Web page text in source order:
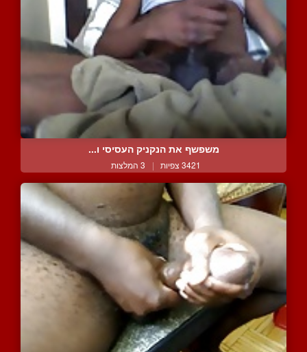
משפשף את הנקניק העסיסי ו...
3421 צפיות | 3 המלצות